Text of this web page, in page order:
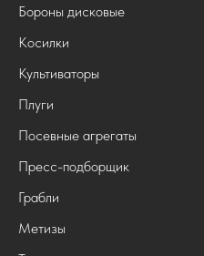
Бороны дисковые
Косилки
Культиваторы
Плуги
Посевные агрегаты
Пресс-подборщик
Грабли
Метизы